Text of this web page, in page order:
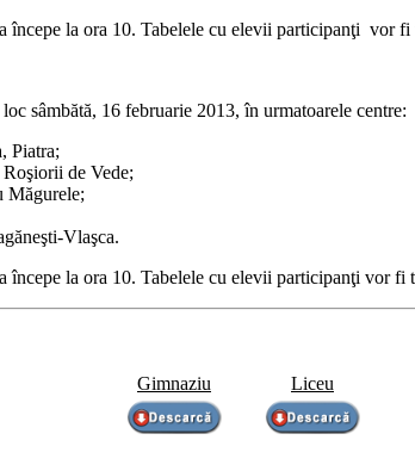
la ora 10. Tabelele cu elevii participanţi vor
sâmbătă, 16 februarie 2013, în urmatoarele centre:
Piatra;
de Vede;
Măgurele;
Vlaşca.
la ora 10. Tabelele cu elevii participanţi vor fi
Gimnaziu Liceu